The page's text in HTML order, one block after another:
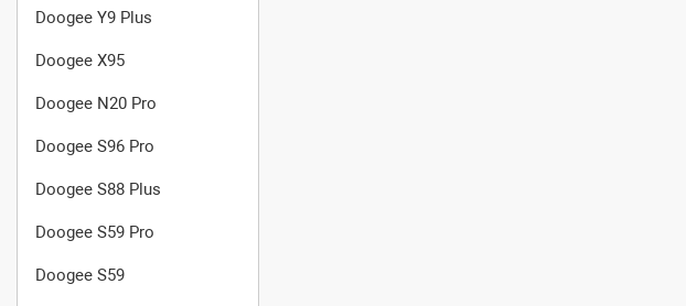
Doogee Y9 Plus
Doogee X95
Doogee N20 Pro
Doogee S96 Pro
Doogee S88 Plus
Doogee S59 Pro
Doogee S59